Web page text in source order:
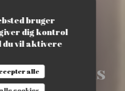
bruger
dig kontrol
du vil aktivere
alle
PARIS
Paris
PARIS 17